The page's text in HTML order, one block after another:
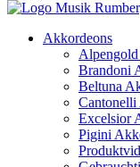
Akkordeons
Brandoni
Beltuna
Cantonelli
Excelsior
Pigini